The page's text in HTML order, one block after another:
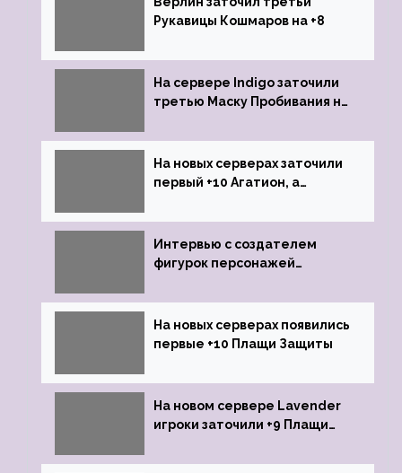
Рукавицы Кошмаров на +8
На сервере Indigo заточили
третью Маску Пробивания на
На новых серверах заточили
первый +10 Агатион, а
Интервью с создателем
фигурок персонажей
На новых серверах появились
первые +10 Плащи Защиты
На новом сервере Lavender
игроки заточили +9 Плащи